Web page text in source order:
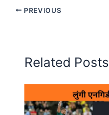
PREVIOUS
Related Posts